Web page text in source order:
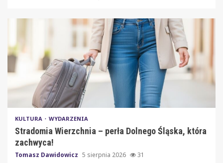
KULTURA WYDARZENIA
Stradomia Wierzchnia – perła Dolnego Śląska, która
zachwyca!
Tomasz Dawidowicz 5 sierpnia 2026 31